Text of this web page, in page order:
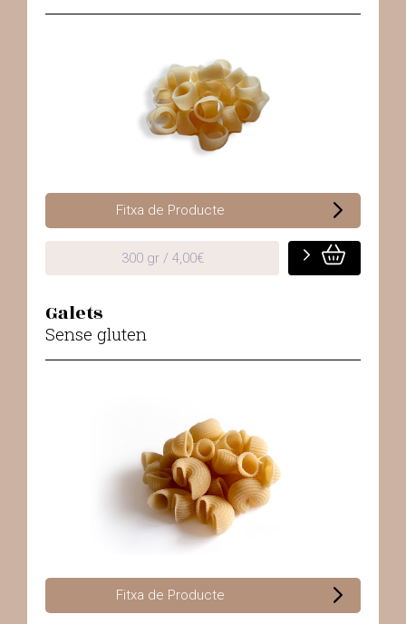
Fitxa de Producte
300 gr / 4,00€
Galets
Sense gluten
Fitxa de Producte